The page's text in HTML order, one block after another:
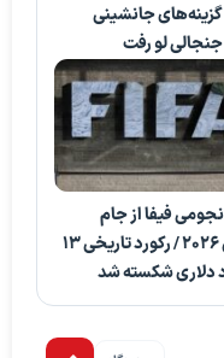
گزینه‌های جانشینی
لو رفت
فیفا از جام
جهانی ۲۰۲۶ / رکورد تاریخی ۱۳
دلاری شکسته شد